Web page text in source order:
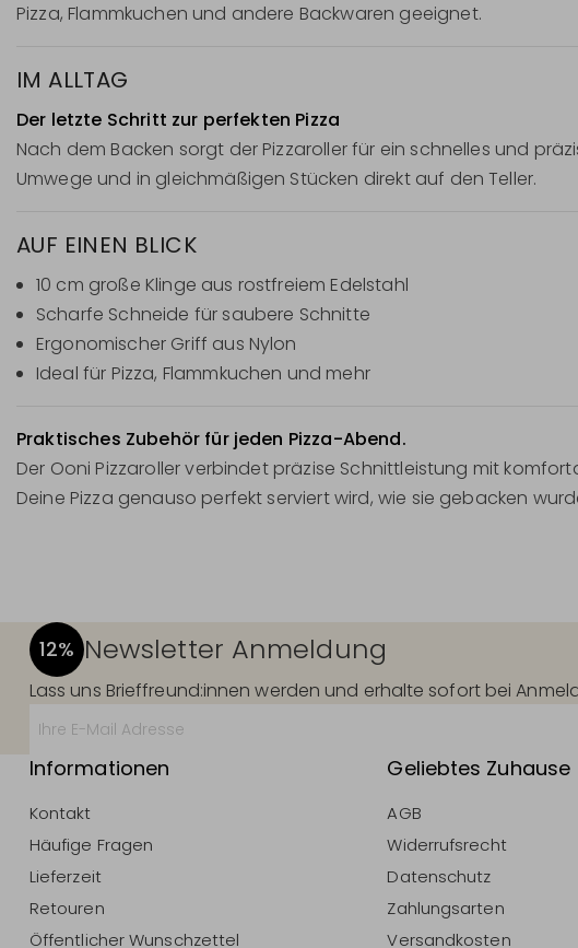
Pizza, Flammkuchen und andere Backwaren geeignet.
IM ALLTAG
Der letzte Schritt zur perfekten Pizza
Nach dem Backen sorgt der Pizzaroller für ein schnelles und
Umwege und in gleichmäßigen Stücken direkt auf den Teller.
AUF EINEN BLICK
10 cm große Klinge aus rostfreiem Edelstahl
Scharfe Schneide für saubere Schnitte
Ergonomischer Griff aus Nylon
Ideal für Pizza, Flammkuchen und mehr
Praktisches Zubehör für jeden Pizza-Abend.
Der Ooni Pizzaroller verbindet präzise Schnittleistung mit
Deine Pizza genauso perfekt serviert wird, wie sie gebacken
12% Newsletter Anmeldung
Lass uns Brieffreund:innen werden und erhalte sofort bei
Informationen
Kontakt
Häufige Fragen
Lieferzeit
Retouren
Öffentlicher Wunschzettel
Geliebtes Zuhause
AGB
Widerrufsrecht
Datenschutz
Zahlungsarten
Versandkosten